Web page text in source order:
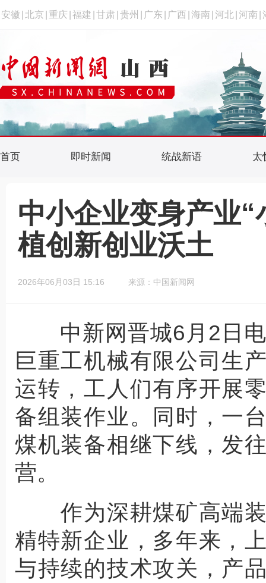
安徽 北京 重庆 福建 甘肃 贵州 广东 广西 海南 河北 河南
首页 即时新闻 统战新语 太
中小企业变身产业
植创新创业沃土
2026年06月03日 15:16 来源：中国新闻网
中新网晋城6月2日电
巨重工机械有限公司生
运转，工人们有序开展
备组装作业。同时，一
煤机装备相继下线，发
营。
作为深耕煤矿高端装
精特新企业，多年来，
与持续的技术攻关，产